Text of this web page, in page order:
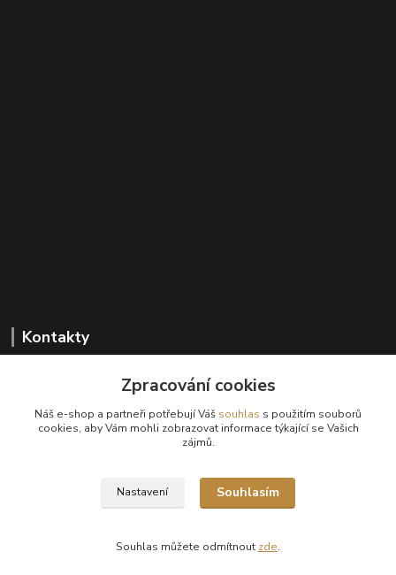
Kontakty
+420 602 647 136
(Po-Pá, 9-18 hod.)
Zpracování cookies
Náš e-shop a partneři potřebují Váš souhlas s použitím souborů
cookies, aby Vám mohli zobrazovat informace týkající se Vašich
zájmů.
Nastavení Souhlasím
Souhlas můžete odmítnout zde.